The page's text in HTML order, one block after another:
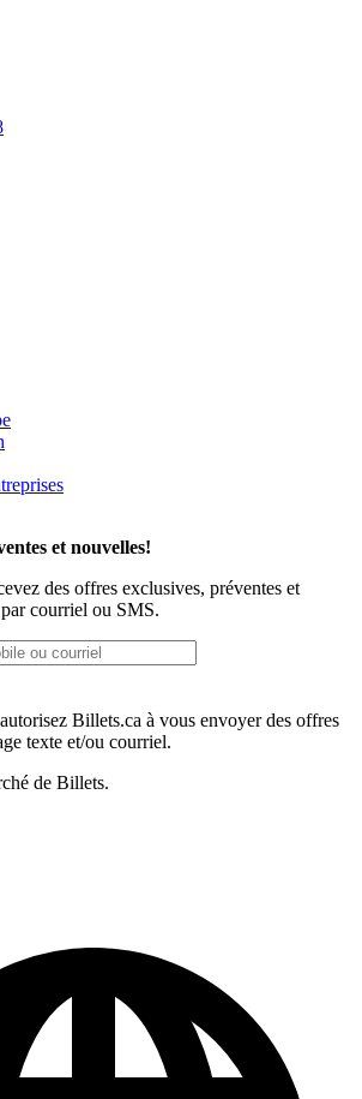
et nouvelles!
des offres exclusives, préventes et
courriel ou SMS.
Billets.ca à vous envoyer des offres
texte et/ou courriel.
de Billets.